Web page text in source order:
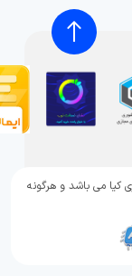
کیا می باشد و هرگونه